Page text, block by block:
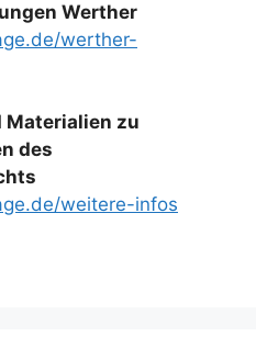
Werther
werther-
Materialien zu
des
weitere-infos